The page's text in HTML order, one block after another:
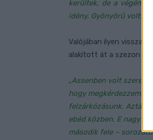
kerültek, de a végén
idény. Gyönyörű volt
Valójában ilyen
alakított át a szezon
„Assenben volt
hogy megkérdezzem,
felzárkózásunk. Aztán
ebéd közben. E nagy
második fele –